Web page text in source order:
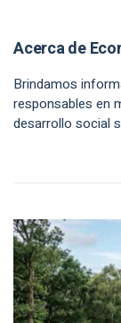
Acerca de
Brindamos
responsables en
desarrollo social